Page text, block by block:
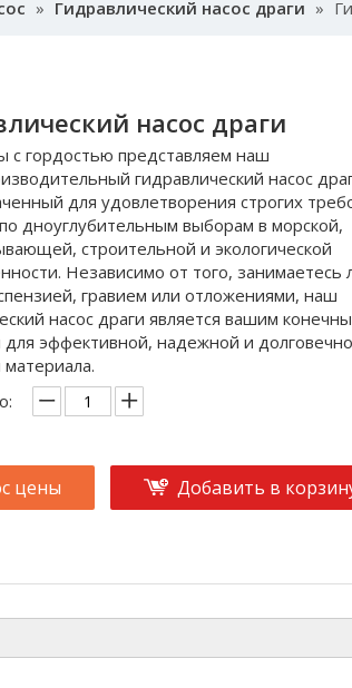
» Гидравлический насос драги »
насос драги
с гордостью представляем наш
гидравлический насос
для удовлетворения строгих
дноуглубительным выборам в морской,
строительной и экологической
Независимо от того, занимаетесь
гравием или отложениями, наш
насос драги является вашим
для эффективной, надежной и
цены Добавить в